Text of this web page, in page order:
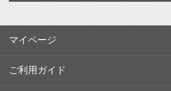
マイページ
ご利用ガイド